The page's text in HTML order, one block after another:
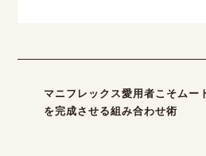
マニフレックス愛用者こそムー
を完成させる組み合わせ術